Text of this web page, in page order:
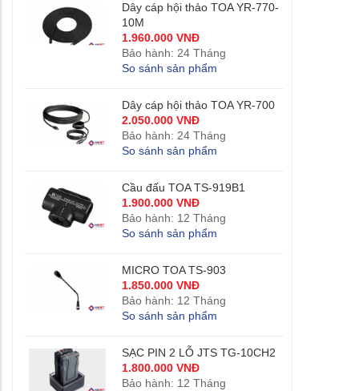
Dây cáp hội thảo TOA YR-770-
10M
1.960.000 VNĐ
Bảo hành: 24 Tháng
So sánh sản phẩm
Dây cáp hội thảo TOA YR-700
2.050.000 VNĐ
Bảo hành: 24 Tháng
So sánh sản phẩm
Cầu đấu TOA TS-919B1
1.900.000 VNĐ
Bảo hành: 12 Tháng
So sánh sản phẩm
MICRO TOA TS-903
1.850.000 VNĐ
Bảo hành: 12 Tháng
So sánh sản phẩm
SẠC PIN 2 LỖ JTS TG-10CH2
1.800.000 VNĐ
Bảo hành: 12 Tháng